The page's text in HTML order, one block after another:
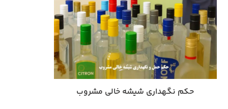
حکم نگهداری شیشه خالی مشروب